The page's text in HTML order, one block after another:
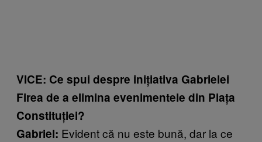
VICE: Ce spui despre iniţiativa Gabrielei
Firea de a elimina evenimentele din Piaţa
Constituţiei?
Gabriel: Evident că nu este bună, dar la ce